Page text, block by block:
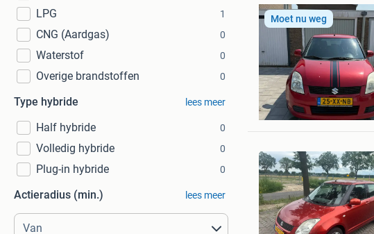
LPG 1
CNG (Aardgas) 0
Waterstof 0
Overige brandstoffen 0
Type hybride lees meer
Half hybride 0
Volledig hybride 0
Plug-in hybride 0
Actieradius (min.) lees meer
Moet nu weg
Joyce
Ten Boer